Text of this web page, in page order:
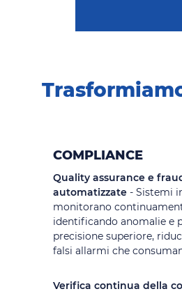
COMPLIANCE
Quality assurance e
automatizzate - Sistemi
monitorano
identificando anomalie e
precisione superiore,
falsi allarmi che
Verifica continua della